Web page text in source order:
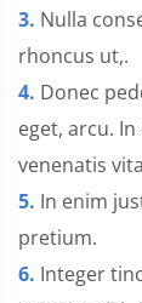
3. Nulla
rhoncus ut,.
4. Donec
eget, arcu.
venenatis
5. In enim
pretium.
6. Integer